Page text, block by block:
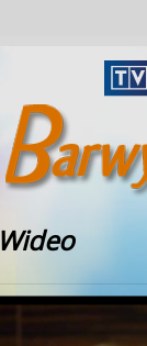
Wideo